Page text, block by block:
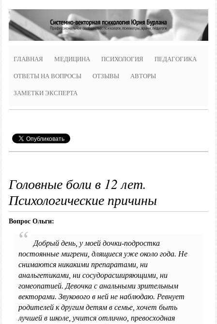
ГЛАВНАЯ МЕДИЦИНА ПСИХОЛОГИЯ ПЕДАГОГИКА
ОТВЕТЫ НА ВОПРОСЫ ОТЗЫВЫ АВТОРЫ
ЗАМЕТКИ ЭКСПЕРТА
Головные боли в 12 лет.
Психологические причины
Вопрос Ольги:
Добрый день, у моей дочки-подростка
постоянные мигрени, длящиеся уже около года. Не
снимаются никакими препаратами, ни
анальгетиками, ни сосудорасширяющими, ни
гомеопатией. Девочка с анальными зрительным
векторами. Звукового в ней не наблюдаю. Ревнует
родителей к другим детям в семье, хочет быть
лучшей в школе, учится отлично, превосходная